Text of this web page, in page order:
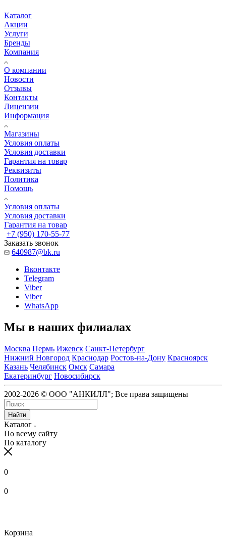
Каталог
Акции
Услуги
Бренды
Компания
О компании
Новости
Отзывы
Контакты
Лицензии
Информация
Магазины
Условия оплаты
Условия доставки
Гарантия на товар
Реквизиты
Политика
Помощь
Условия оплаты
Условия доставки
Гарантия на товар
+7 (950) 170-55-77
Заказать звонок
640987@bk.ru
Вконтакте
Telegram
Viber
Viber
WhatsApp
Мы в наших филиалах
Москва Пермь Ижевск Санкт-Петербург
Нижний Новгород Краснодар Ростов-на-Дону Красноярск
Казань Челябинск Омск Самара
Екатеринбург Новосибирск
2002-2026 © ООО "АНКИЛЛ"; Все права защищены
Найти
Каталог
По всему сайту
По каталогу
0
0
Корзина